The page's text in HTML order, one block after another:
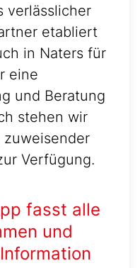
verlässlicher
etabliert
in Naters für
eine
und Beratung
stehen wir
Verfügung.
fasst alle
und